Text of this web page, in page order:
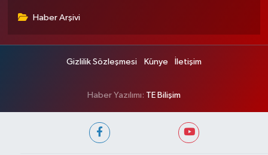
Haber Arşivi
Gizlilik Sözleşmesi Künye İletişim
Haber Yazılımı: TE Bilişim